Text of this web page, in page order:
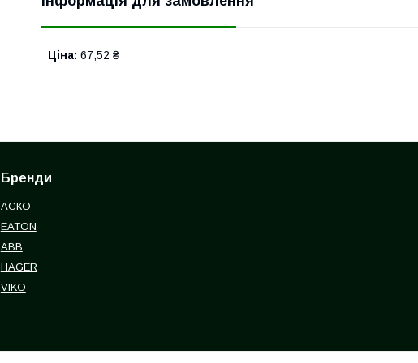
Ціна: 67,52 ₴
Бренди
АСКО
EATON
ABB
HAGER
VIKO